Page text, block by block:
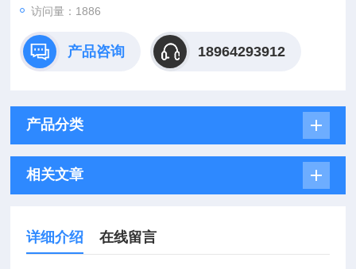
访问量：1886
产品咨询 18964293912
产品分类
相关文章
详细介绍 在线留言